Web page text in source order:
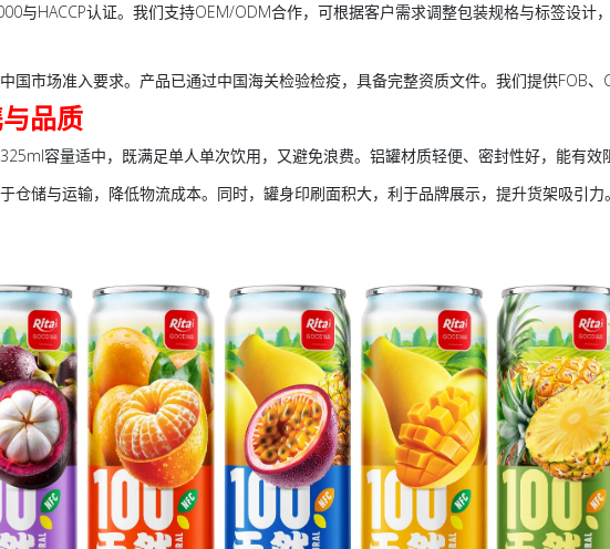
与HACCP认证。我们支持OEM/ODM合作，可根据客户需求调整包装规格与标签设计
国市场准入要求。产品已通过中国海关检验检疫，具备完整资质文件。我们提供FOB、
品质
容量适中，既满足单人单次饮用，又避免浪费。铝罐材质轻便、密封性好，能有效
仓储与运输，降低物流成本。同时，罐身印刷面积大，利于品牌展示，提升货架吸引力。